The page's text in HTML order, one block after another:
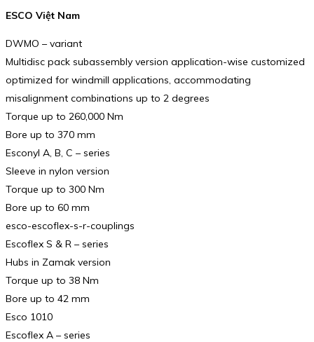
ESCO Việt Nam
DWMO – variant
Multidisc pack subassembly version application-wise customized
optimized for windmill applications, accommodating
misalignment combinations up to 2 degrees
Torque up to 260,000 Nm
Bore up to 370 mm
Esconyl A, B, C – series
Sleeve in nylon version
Torque up to 300 Nm
Bore up to 60 mm
esco-escoflex-s-r-couplings
Escoflex S & R – series
Hubs in Zamak version
Torque up to 38 Nm
Bore up to 42 mm
Esco 1010
Escoflex A – series